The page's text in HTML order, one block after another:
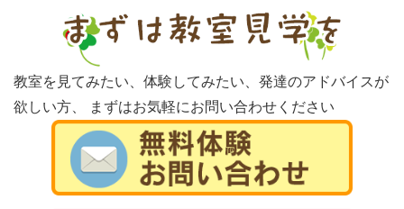
教室を見てみたい、体験してみたい、発達のアドバイスが
欲しい方、
まずはお気軽にお問い合わせください